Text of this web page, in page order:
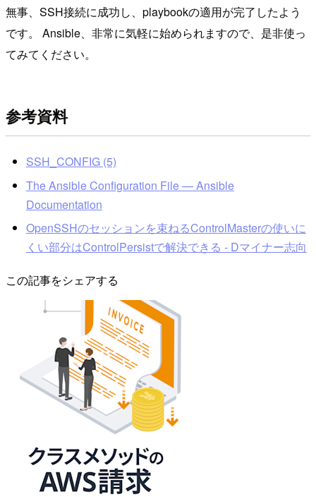
無事、SSH接続に成功し、playbookの適用が完了したよう
です。 Ansible、非常に気軽に始められますので、是非使っ
てみてください。
参考資料
SSH_CONFIG (5)
The Ansible Configuration File — Ansible
Documentation
OpenSSHのセッションを束ねるControlMasterの使いに
くい部分はControlPersistで解決できる - Dマイナー志向
この記事をシェアする